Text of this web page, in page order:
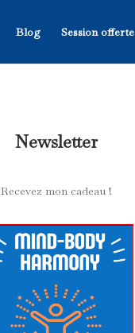
Blog Session offerte
Newsletter
Recevez mon cadeau !